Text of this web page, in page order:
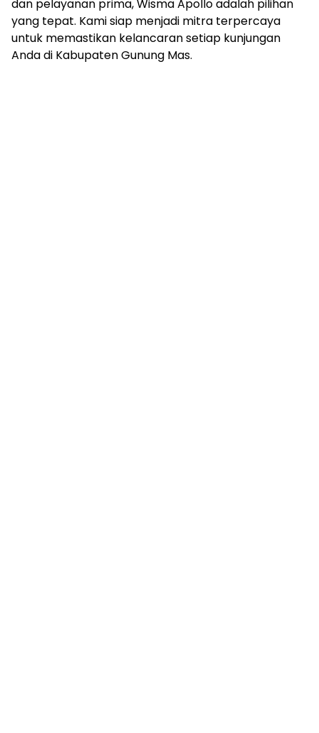
dan pelayanan prima, Wisma Apollo adalah pilihan
yang tepat. Kami siap menjadi mitra terpercaya
untuk memastikan kelancaran setiap kunjungan
Anda di Kabupaten Gunung Mas.